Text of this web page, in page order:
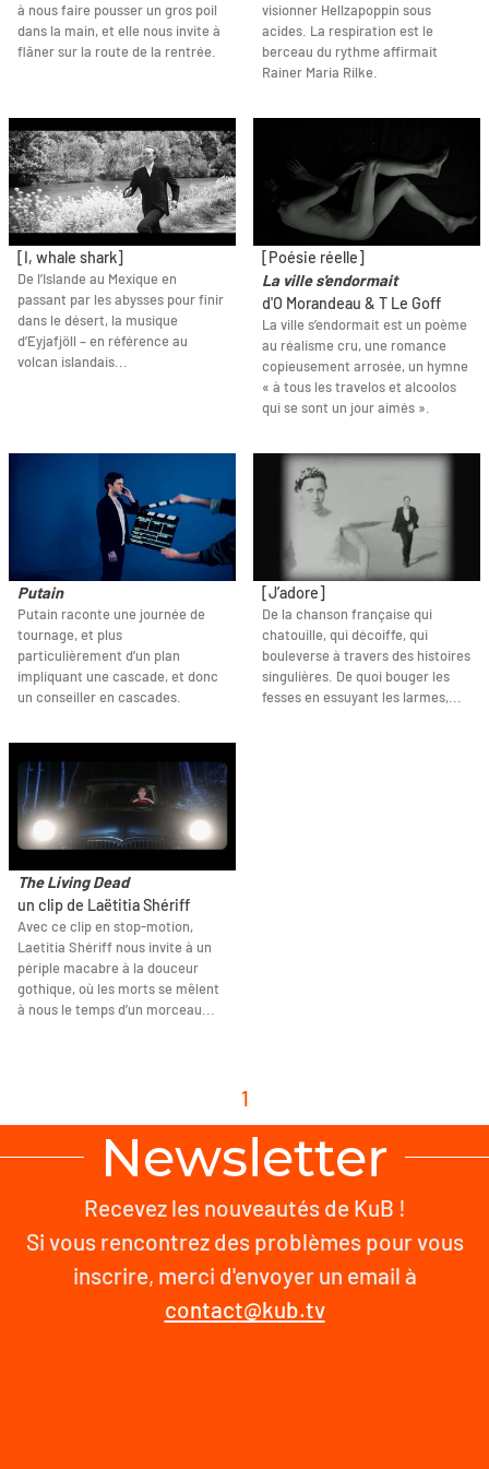
à nous faire pousser un gros poil
dans la main, et elle nous invite à
flâner sur la route de la rentrée.
visionner Hellzapoppin sous
acides. La respiration est le
berceau du rythme affirmait
Rainer Maria Rilke.
[I, whale shark]
De l’Islande au Mexique en
passant par les abysses pour finir
dans le désert, la musique
d’Eyjafjöll – en référence au
volcan islandais...
[Poésie réelle]
La ville s'endormait
d'O Morandeau & T Le Goff
La ville s’endormait est un poème
au réalisme cru, une romance
copieusement arrosée, un hymne
« à tous les travelos et alcoolos
qui se sont un jour aimés ».
Putain
Putain raconte une journée de
tournage, et plus
particulièrement d’un plan
impliquant une cascade, et donc
un conseiller en cascades.
[J’adore]
De la chanson française qui
chatouille, qui décoiffe, qui
bouleverse à travers des histoires
singulières. De quoi bouger les
fesses en essuyant les larmes,...
The Living Dead
un clip de Laëtitia Shériff
Avec ce clip en stop-motion,
Laetitia Shériff nous invite à un
périple macabre à la douceur
gothique, où les morts se mêlent
à nous le temps d’un morceau...
1
Newsletter
Recevez les nouveautés de KuB !
Si vous rencontrez des problèmes pour vous
inscrire, merci d'envoyer un email à
contact@kub.tv